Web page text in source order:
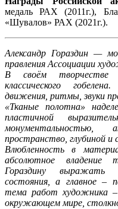
медаль РАХ (2011г.),
«Шувалов» РАХ (2021г.).
Александр Гораздин —
правления Ассоциации
В своём творчестве
классического
движения, ритмы, звуки
«Тканые полотна»
пластичной
монументальностью,
пространство, глубиной и
Влюбленность в
абсолютное владение
Гораздину выражать
состояния, а главное –
тема работ художника –
окружающем мире,